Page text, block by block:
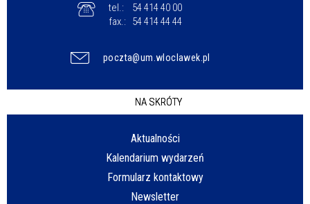
tel.:
54 414 40 00
fax.:
54 414 44 44
poczta@um.wloclawek.pl
NA SKRÓTY
Aktualności
Kalendarium wydarzeń
Formularz kontaktowy
Newsletter